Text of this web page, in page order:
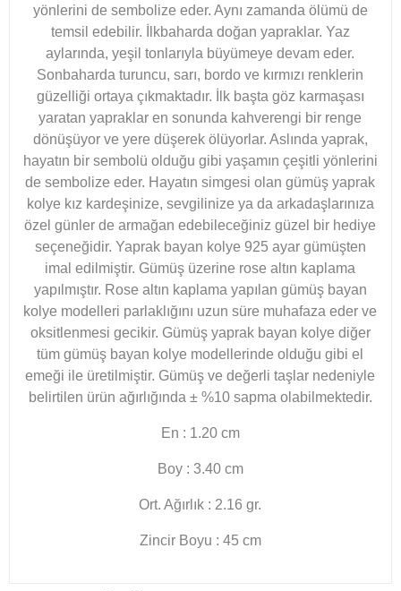
yönlerini de sembolize eder. Aynı zamanda ölümü de
temsil edebilir. İlkbaharda doğan yapraklar. Yaz
aylarında, yeşil tonlarıyla büyümeye devam eder.
Sonbaharda turuncu, sarı, bordo ve kırmızı renklerin
güzelliği ortaya çıkmaktadır. İlk başta göz karmaşası
yaratan yapraklar en sonunda kahverengi bir renge
dönüşüyor ve yere düşerek ölüyorlar. Aslında yaprak,
hayatın bir sembolü olduğu gibi yaşamın çeşitli yönlerini
de sembolize eder. Hayatın simgesi olan gümüş yaprak
kolye kız kardeşinize, sevgilinize ya da arkadaşlarınıza
özel günler de armağan edebileceğiniz güzel bir hediye
seçeneğidir. Yaprak bayan kolye 925 ayar gümüşten
imal edilmiştir. Gümüş üzerine rose altın kaplama
yapılmıştır. Rose altın kaplama yapılan gümüş bayan
kolye modelleri parlaklığını uzun süre muhafaza eder ve
oksitlenmesi gecikir. Gümüş yaprak bayan kolye diğer
tüm gümüş bayan kolye modellerinde olduğu gibi el
emeği ile üretilmiştir. Gümüş ve değerli taşlar nedeniyle
belirtilen ürün ağırlığında ± %10 sapma olabilmektedir.
En : 1.20 cm
Boy : 3.40 cm
Ort. Ağırlık : 2.16 gr.
Zincir Boyu : 45 cm